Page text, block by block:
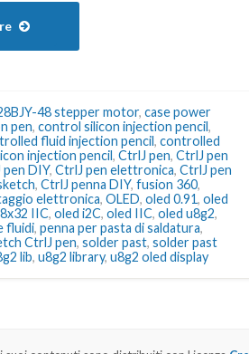
48 stepper motor, case power
pen, control silicon injection pencil,
fluid injection pencil, controlled
injection pencil, CtrlJ pen, CtrlJ pen
pen DIY, CtrlJ pen elettronica, CtrlJ pen
, CtrlJ penna DIY, fusion 360,
elettronica, OLED, oled 0.91, oled
IIC, oled i2C, oled IIC, oled u8g2,
fluidi, penna per pasta di saldatura,
CtrlJ pen, solder past, solder past
lib, u8g2 library, u8g2 oled display